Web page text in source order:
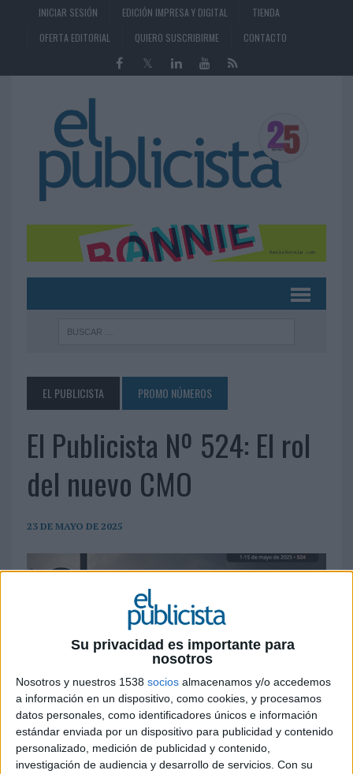
Su privacidad es importante para
nosotros
Nosotros y nuestros 1538 socios almacenamos y/o accedemos
a información en un dispositivo, como cookies, y procesamos
datos personales, como identificadores únicos e información
estándar enviada por un dispositivo para publicidad y contenido
personalizado, medición de publicidad y contenido,
investigación de audiencia y desarrollo de servicios. Con su
INICIAR SESIÓN EDICIÓN IMPRESA Y DIGITAL
TIENDA
OFERTA EDITORIAL
QUIERO SUSCRIBIRME CONTACTO
EL PUBLICISTA PROMO NÚMEROS
El Publicista Nº 524: El rol
del nuevo CMO
23 DE MAYO DE 2025